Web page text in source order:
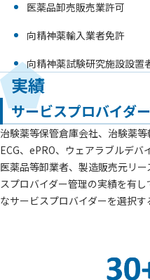
医薬品卸売販売業許可
向精神薬輸入業者免許
向精神薬試験研究施設設置
実績
サービスプロバイダ
治験薬等保管倉庫会社、治験薬等
ECG、ePRO、ウェアラブルデ
医薬品等卸業者、製造販売元リ
スプロバイダー管理の実績を有
なサービスプロバイダーを選択す